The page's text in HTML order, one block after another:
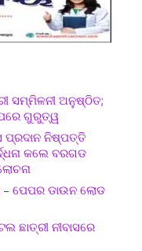
ସମ୍ମିଳନୀ ଅନୁଷ୍ଠିତ;
ଗୁରୁତ୍ୱ
ପ୍ରଦାନ ନିଷ୍ପତ୍ତି
କଲେ ବରଗଡ
ପେପର ଡାଉନ ଲୋଡ
ଛାତ୍ରୀ ନୀବାସରେ